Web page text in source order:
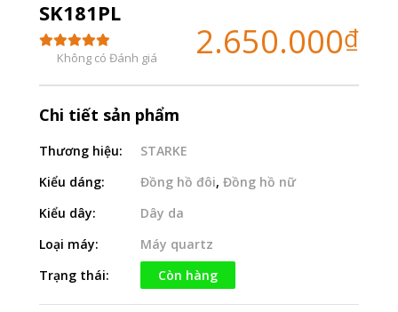
SK181PL
Không có Đánh giá 2.650.000₫
Chi tiết sản phẩm
Thương hiệu:
STARKE
Kiểu dáng:
Đồng hồ đôi, Đồng hồ nữ
Kiểu dây:
Dây da
Loại máy:
Máy quartz
Trạng thái:
Còn hàng